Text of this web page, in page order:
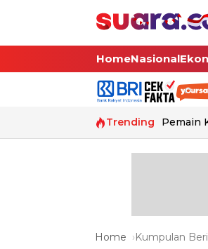
HomeNasional
Trending Pemain
Home Kumpulan